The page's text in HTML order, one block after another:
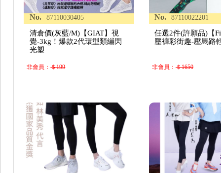
No. 87110030405
清倉價(灰藍/M)【GIAT】視
覺-3kg！爆款2代環型類繃閃
光塑
非會員：＄199
No. 87110022201
任選2件(許願品)【
壓褲彩街趣-壓馬路
非會員： ＄1650